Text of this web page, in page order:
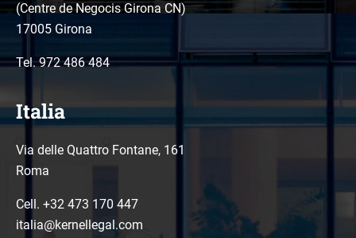
(Centre de Negocis Girona CN)
17005 Girona
Tel.972 486 484
Italia
Via delle Quattro Fontane, 161
Roma
Cell. +32 473 170 447
italia@kernellegal.com